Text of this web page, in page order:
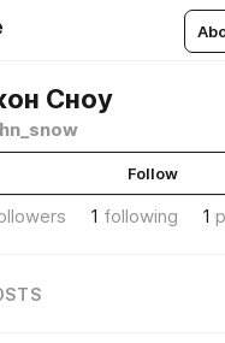
Сноу
Follow
1 following 1